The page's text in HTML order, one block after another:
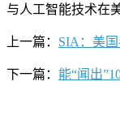
与人工智能技术在
上一篇： SIA：美
下一篇： 能“闻出